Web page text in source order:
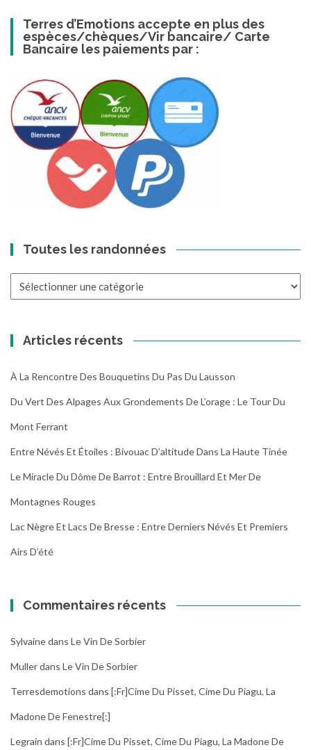
Terres d’Emotions accepte en plus des
espèces/chèques/Vir bancaire/ Carte
Bancaire les paiements par :
Toutes les randonnées
Articles récents
À La Rencontre Des Bouquetins Du Pas Du Lausson
Du Vert Des Alpages Aux Grondements De L’orage : Le Tour Du
Mont Ferrant
Entre Névés Et Étoiles : Bivouac D’altitude Dans La Haute Tinée
Le Miracle Du Dôme De Barrot : Entre Brouillard Et Mer De
Montagnes Rouges
Lac Nègre Et Lacs De Bresse : Entre Derniers Névés Et Premiers
Airs D’été
Commentaires récents
Sylvainedans Le Vin De Sorbier
Mullerdans Le Vin De Sorbier
Terresdemotions dans [:fr]Cime Du Pisset, Cime Du Piagu, La
Madone De Fenestre[:]
Legrain dans [:fr]Cime Du Pisset, Cime Du Piagu, La Madone De